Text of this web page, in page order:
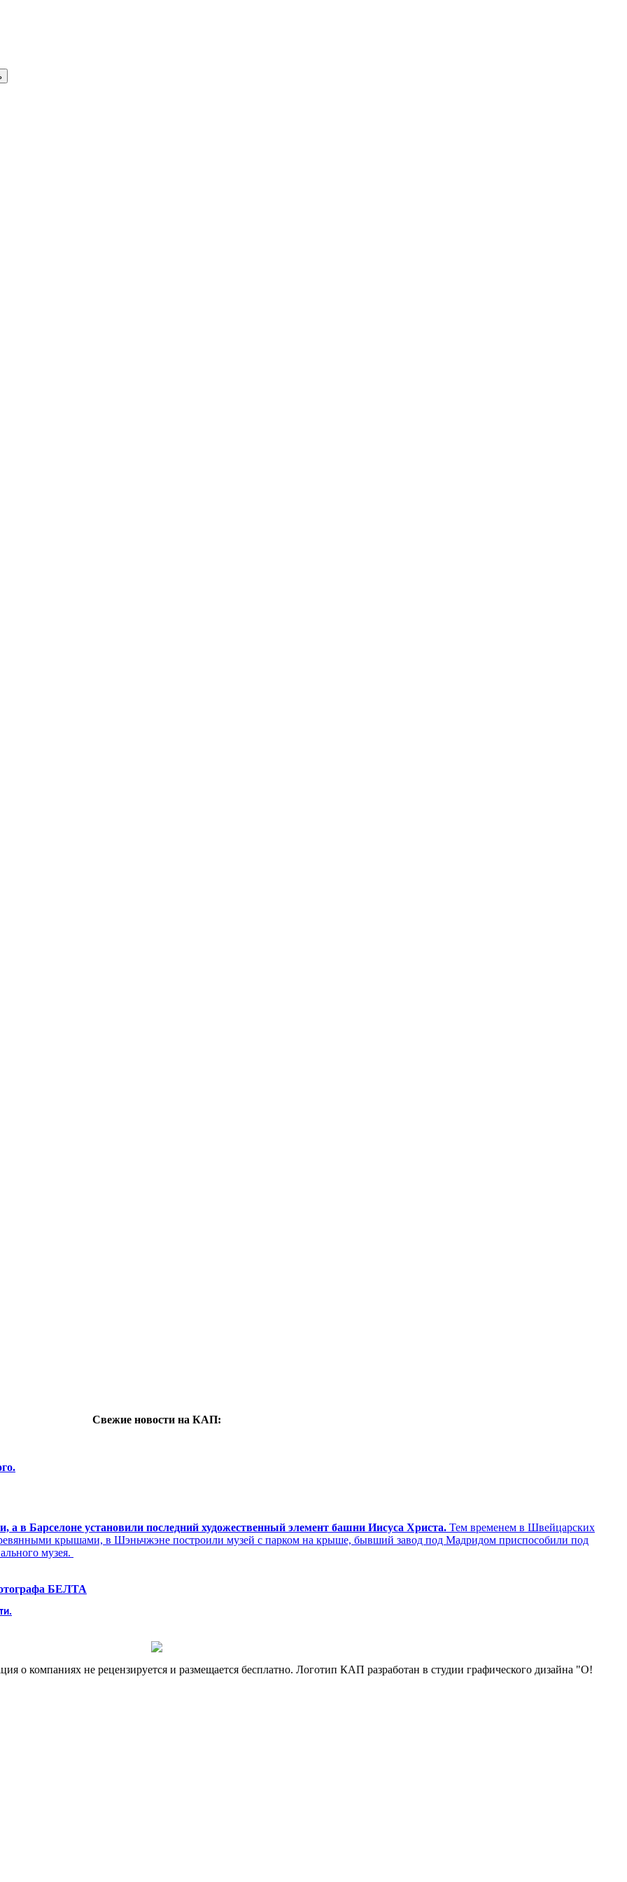
Свежие новости на КАП:
а в Барселоне установили последний художественный элемент башни Иисуса Христа. Тем временем в Швейцарских
крышами, в Шэньчжэне построили музей с парком на крыше, бывший завод под Мадридом приспособили под
музея.
БЕЛТА
компаниях не рецензируется и размещается бесплатно. Логотип КАП разработан в студии графического дизайна "О!